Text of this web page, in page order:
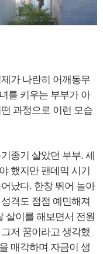
가 나란히 어깨동무
를 키우는 부부가 아
과정으로 이런 모습
종기 살았던 부부. 세
했지만 팬데믹 시기
났다. 한창 뛰어 놀아
격도 점점 예민해져
살이를 해보면서 전원
저 꿈이라고 생각했
매각하며 자금이 생